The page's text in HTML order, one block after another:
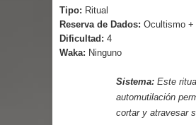
Tipo: Ritual
Reserva de Dados: Ocultismo
Dificultad: 4
Waka: Ninguno
Sistema: Este
automutilación
cortar y atravesar